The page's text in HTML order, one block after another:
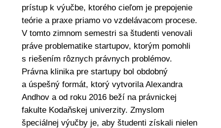
prístup k výučbe, ktorého cieľom je prepojenie
teórie a praxe priamo vo vzdelávacom procese.
V tomto zimnom semestri sa študenti venovali
práve problematike startupov, ktorým pomohli
s riešením rôznych právnych problémov.
Právna klinika pre startupy bol obdobný
a úspešný formát, ktorý vytvorila Alexandra
Andhov a od roku 2016 beží na právnickej
fakulte Kodaňskej univerzity. Zmyslom
špeciálnej výučby je, aby študenti získali nielen